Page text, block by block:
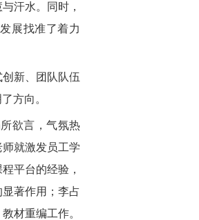
汗水。同时，
展找准了着力
新、团队队伍
方向。
欲言，气氛热
就激发员工学
平台的经验，
著作用；李占
材重编工作。